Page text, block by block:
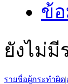
ข้
ยังไม่มี
รายชื่อผู้กระทำผิด|